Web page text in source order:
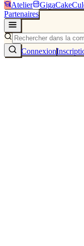
Atelier
Partenaires
Connexion